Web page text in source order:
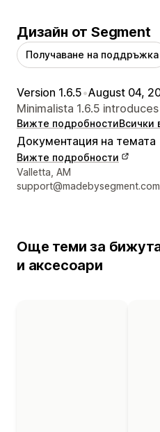
Дизайн от Segment
Получаване на поддръжка
Version 1.6.5•August 04,
Minimalista 1.6.5
Вижте подробностиВсички
Документация на темата
Вижте подробности
Данни за връзка с
Valletta, AM
support@madebysegment.com
Още теми за
и аксесоари